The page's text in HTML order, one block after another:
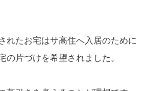
れたお宅はサ高住へ入居のために
の片づけを希望されました。